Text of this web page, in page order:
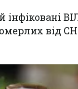
від